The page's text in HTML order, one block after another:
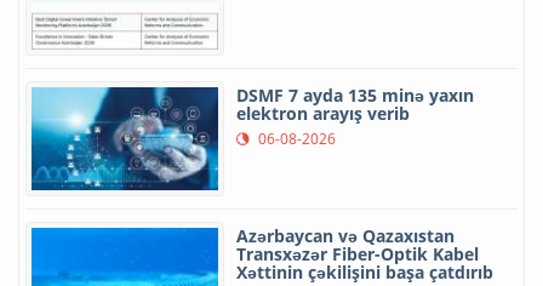
DSMF 7 ayda 135 minə yaxın
elektron arayış verib
06-08-2026
Azərbaycan və Qazaxıstan
Transxəzər Fiber-Optik Kabel
Xəttinin çəkilişini başa çatdırıb